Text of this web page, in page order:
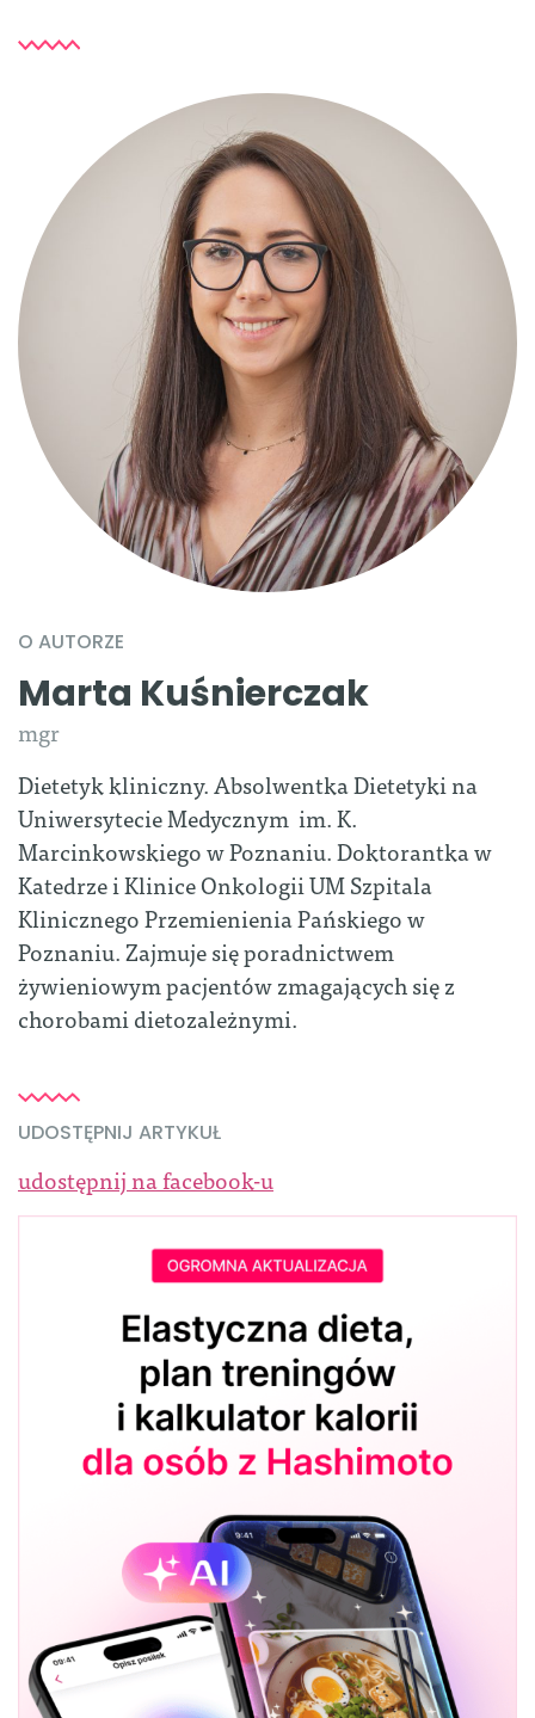
O AUTORZE
Marta Kuśnierczak
mgr
Dietetyk kliniczny. Absolwentka Dietetyki na
Uniwersytecie Medycznym im. K.
Marcinkowskiego w Poznaniu. Doktorantka w
Katedrze i Klinice Onkologii UM Szpitala
Klinicznego Przemienienia Pańskiego w
Poznaniu. Zajmuje się poradnictwem
żywieniowym pacjentów zmagających się z
chorobami dietozależnymi.
UDOSTĘPNIJ ARTYKUŁ
udostępnij na facebook-u